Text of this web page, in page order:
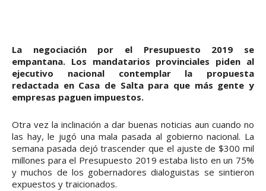
La negociación por el Presupuesto 2019 se
empantana. Los mandatarios provinciales piden al
ejecutivo nacional contemplar la propuesta
redactada en Casa de Salta para que más gente y
empresas paguen impuestos.
Otra vez la inclinación a dar buenas noticias aun cuando no
las hay, le jugó una mala pasada al gobierno nacional. La
semana pasada dejó trascender que el ajuste de $300 mil
millones para el Presupuesto 2019 estaba listo en un 75%
y muchos de los gobernadores dialoguistas se sintieron
expuestos y traicionados.